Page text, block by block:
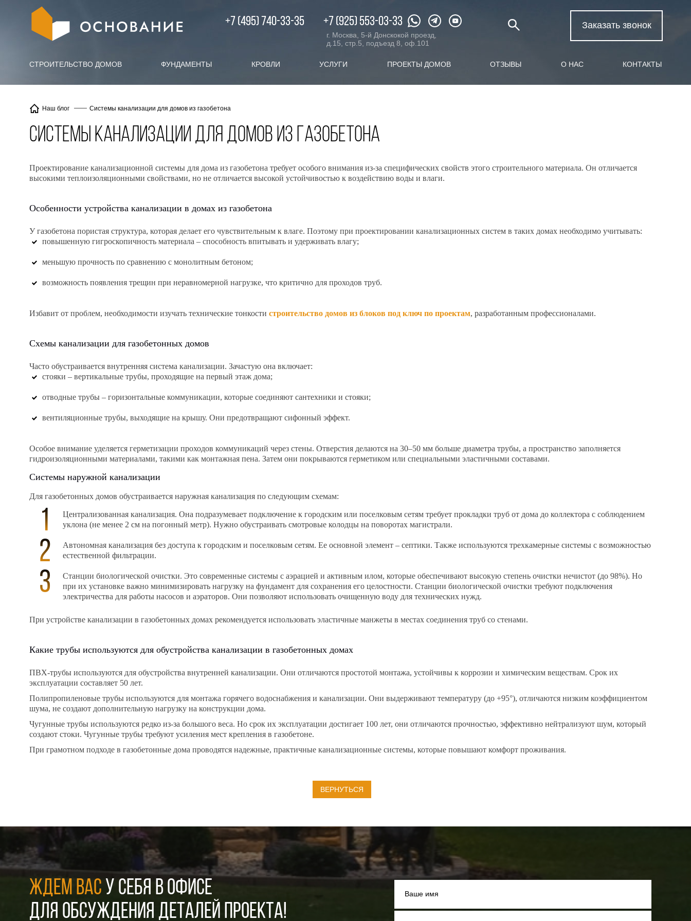
+7 (495) 740-33-35 +7 (925) 553-03-33
г. Москва, 5-й Донскокой проезд,
д.15, стр.5, подъезд 8, оф.101
Заказать звонок
СТРОИТЕЛЬСТВО ДОМОВ ФУНДАМЕНТЫ КРОВЛИ УСЛУГИ ПРОЕКТЫ ДОМОВ ОТЗЫВЫ О НАС КОНТАКТЫ
Наш блог Системы канализации для домов из газобетона
Системы канализации для домов из газобетона
Проектирование канализационной системы для дома из газобетона требует особого внимания из-за специфических свойств этого строительного материала. Он отличается
высокими теплоизоляционными свойствами, но не отличается высокой устойчивостью к воздействию воды и влаги.
Особенности устройства канализации в домах из газобетона
У газобетона пористая структура, которая делает его чувствительным к влаге. Поэтому при проектировании канализационных систем в таких домах необходимо учитывать:
повышенную гигроскопичность материала – способность впитывать и удерживать влагу;
меньшую прочность по сравнению с монолитным бетоном;
возможность появления трещин при неравномерной нагрузке, что критично для проходов труб.
Избавит от проблем, необходимости изучать технические тонкости строительство домов из блоков под ключ по проектам, разработанным профессионалами.
Схемы канализации для газобетонных домов
Часто обустраивается внутренняя система канализации. Зачастую она включает:
стояки – вертикальные трубы, проходящие на первый этаж дома;
отводные трубы – горизонтальные коммуникации, которые соединяют сантехники и стояки;
вентиляционные трубы, выходящие на крышу. Они предотвращают сифонный эффект.
Особое внимание уделяется герметизации проходов коммуникаций через стены. Отверстия делаются на 30–50 мм больше диаметра трубы, а пространство заполняется
гидроизоляционными материалами, такими как монтажная пена. Затем они покрываются герметиком или специальными эластичными составами.
Системы наружной канализации
Для газобетонных домов обустраивается наружная канализация по следующим схемам:
Централизованная канализация. Она подразумевает подключение к городским или поселковым сетям требует прокладки труб от дома до коллектора с соблюдением
уклона (не менее 2 см на погонный метр). Нужно обустраивать смотровые колодцы на поворотах магистрали.
Автономная канализация без доступа к городским и поселковым сетям. Ее основной элемент – септики. Также используются трехкамерные системы с возможностью
естественной фильтрации.
Станции биологической очистки. Это современные системы с аэрацией и активным илом, которые обеспечивают высокую степень очистки нечистот (до 98%). Но
при их установке важно минимизировать нагрузку на фундамент для сохранения его целостности. Станции биологической очистки требуют подключения
электричества для работы насосов и аэраторов. Они позволяют использовать очищенную воду для технических нужд.
При устройстве канализации в газобетонных домах рекомендуется использовать эластичные манжеты в местах соединения труб со стенами.
Какие трубы используются для обустройства канализации в газобетонных домах
ПВХ-трубы используются для обустройства внутренней канализации. Они отличаются простотой монтажа, устойчивы к коррозии и химическим веществам. Срок их
эксплуатации составляет 50 лет.
Полипропиленовые трубы используются для монтажа горячего водоснабжения и канализации. Они выдерживают температуру (до +95°), отличаются низким коэффициентом
шума, не создают дополнительную нагрузку на конструкции дома.
Чугунные трубы используются редко из-за большого веса. Но срок их эксплуатации достигает 100 лет, они отличаются прочностью, эффективно нейтрализуют шум, который
создают стоки. Чугунные трубы требуют усиления мест крепления в газобетоне.
При грамотном подходе в газобетонные дома проводятся надежные, практичные канализационные системы, которые повышают комфорт проживания.
ВЕРНУТЬСЯ
ЖДЕМ ВАС У СЕБЯ В ОФИСЕ
ДЛЯ ОБСУЖДЕНИЯ ДЕТАЛЕЙ ПРОЕКТА!
Ваше имя